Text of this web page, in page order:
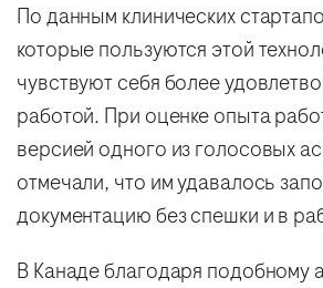
По данным клинических
которые пользуются этой
чувствуют себя более
работой. При оценке опыта
версией одного из голосовых
отмечали, что им удавалось
документацию без спешки и в
В Канаде благодаря подобному